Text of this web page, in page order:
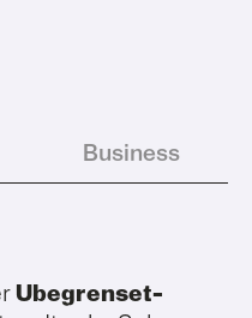
Business
Ubegrenset-